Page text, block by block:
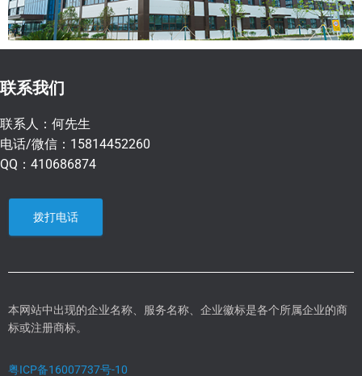
联系我们
联系人：何先生
电话/微信：15814452260
QQ：410686874
拨打电话
本网站中出现的企业名称、服务名称、企业徽标是各个所属企业的商
标或注册商标。
粤ICP备16007737号-10